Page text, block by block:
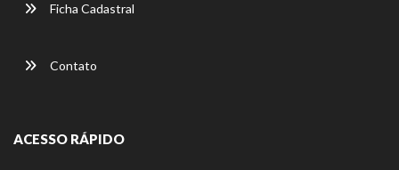
Ficha Cadastral
Contato
ACESSO RÁPIDO